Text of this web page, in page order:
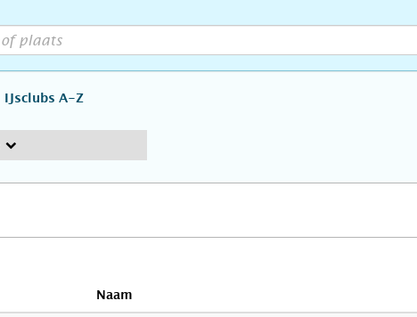
IJsclubs A-Z
Naam